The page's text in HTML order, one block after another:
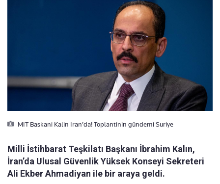
MIT Baskani Kalin Iran’da! Toplantinin gündemi Suriye
Milli İstihbarat Teşkilatı Başkanı İbrahim Kalın,
İran’da Ulusal Güvenlik Yüksek Konseyi Sekreteri
Ali Ekber Ahmadiyan ile bir araya geldi.